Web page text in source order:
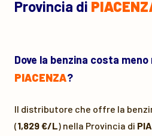
Provincia di
Dove la benzina costa
PIACENZA?
Il distributore che offre la
(1,829 €/L) nella Provincia di